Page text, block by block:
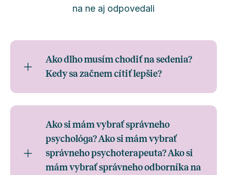
na ne aj odpovedali
Ako dlho musím chodiť na sedenia?
Kedy sa začnem cítiť lepšie?
Ako si mám vybrať správneho
psychológa? Ako si mám vybrať
správneho psychoterapeuta? Ako si
mám vybrať správneho odborníka na